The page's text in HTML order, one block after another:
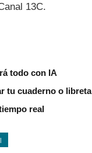
13C.
todo con IA
tu cuaderno o libreta
real